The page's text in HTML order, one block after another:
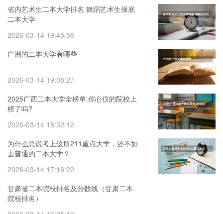
省内艺术生二本大学排名 舞蹈艺术生保底
二本大学
2026-03-14 19:45:58
广洲的二本大学有哪些
2026-03-14 19:08:27
2025广西二本大学全榜单:你心仪的院校上
榜了吗?
2026-03-14 18:32:12
为什么总说考上这所211重点大学，还不如
去普通的二本大学？
2026-03-14 17:16:22
甘肃省二本院校排名及分数线（甘肃二本
院校排名）